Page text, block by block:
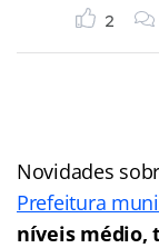
2
Novidades
Prefeitura
níveis médio,